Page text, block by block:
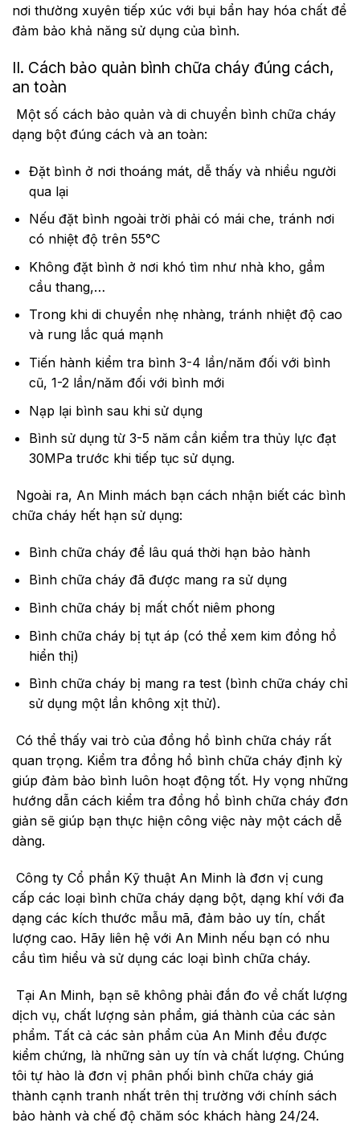
nơi thường xuyên tiếp xúc với bụi bẩn hay hóa chất để
đảm bảo khả năng sử dụng của bình.
II. Cách bảo quản bình chữa cháy đúng cách,
an toàn
Một số cách bảo quản và di chuyển bình chữa cháy
dạng bột đúng cách và an toàn:
Đặt bình ở nơi thoáng mát, dễ thấy và nhiều người
qua lại
Nếu đặt bình ngoài trời phải có mái che, tránh nơi
có nhiệt độ trên 55°C
Không đặt bình ở nơi khó tìm như nhà kho, gầm
cầu thang,…
Trong khi di chuyển nhẹ nhàng, tránh nhiệt độ cao
và rung lắc quá mạnh
Tiến hành kiểm tra bình 3-4 lần/năm đối với bình
cũ, 1-2 lần/năm đối với bình mới
Nạp lại bình sau khi sử dụng
Bình sử dụng từ 3-5 năm cần kiểm tra thủy lực đạt
30MPa trước khi tiếp tục sử dụng.
Ngoài ra, An Minh mách bạn cách nhận biết các bình
chữa cháy hết hạn sử dụng:
Bình chữa cháy để lâu quá thời hạn bảo hành
Bình chữa cháy đã được mang ra sử dụng
Bình chữa cháy bị mất chốt niêm phong
Bình chữa cháy bị tụt áp (có thể xem kim đồng hồ
hiển thị)
Bình chữa cháy bị mang ra test (bình chữa cháy chỉ
sử dụng một lần không xịt thử).
Có thể thấy vai trò của đồng hồ bình chữa cháy rất
quan trọng. Kiểm tra đồng hồ bình chữa cháy định kỳ
giúp đảm bảo bình luôn hoạt động tốt. Hy vọng những
hướng dẫn cách kiểm tra đồng hồ bình chữa cháy đơn
giản sẽ giúp bạn thực hiện công việc này một cách dễ
dàng.
Công ty Cổ phần Kỹ thuật An Minh là đơn vị cung
cấp các loại bình chữa cháy dạng bột, dạng khí với đa
dạng các kích thước mẫu mã, đảm bảo uy tín, chất
lượng cao. Hãy liên hệ với An Minh nếu bạn có nhu
cầu tìm hiểu và sử dụng các loại bình chữa cháy.
Tại An Minh, bạn sẽ không phải đắn đo về chất lượng
dịch vụ, chất lượng sản phẩm, giá thành của các sản
phẩm. Tất cả các sản phẩm của An Minh đều được
kiểm chứng, là những sản uy tín và chất lượng. Chúng
tôi tự hào là đơn vị phân phối bình chữa cháy giá
thành cạnh tranh nhất trên thị trường với chính sách
bảo hành và chế độ chăm sóc khách hàng 24/24.